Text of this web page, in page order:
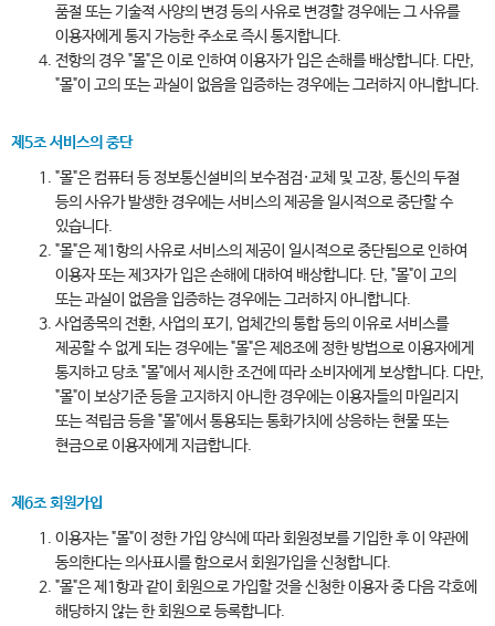
품절 또는 기술적 사양의 변경 등의 사유로 변경할 경우에는 그 사유를
이용자에게 통지 가능한 주소로 즉시 통지합니다.
전항의 경우 "몰"은 이로 인하여 이용자가 입은 손해를 배상합니다. 다만,
"몰"이 고의 또는 과실이 없음을 입증하는 경우에는 그러하지 아니합니다.
제5조 서비스의 중단
"몰"은 컴퓨터 등 정보통신설비의 보수점검·교체 및 고장, 통신의 두절
등의 사유가 발생한 경우에는 서비스의 제공을 일시적으로 중단할 수
있습니다.
"몰"은 제1항의 사유로 서비스의 제공이 일시적으로 중단됨으로 인하여
이용자 또는 제3자가 입은 손해에 대하여 배상합니다. 단, "몰"이 고의
또는 과실이 없음을 입증하는 경우에는 그러하지 아니합니다.
사업종목의 전환, 사업의 포기, 업체간의 통합 등의 이유로 서비스를
제공할 수 없게 되는 경우에는 "몰"은 제8조에 정한 방법으로 이용자에게
통지하고 당초 "몰"에서 제시한 조건에 따라 소비자에게 보상합니다. 다만,
"몰"이 보상기준 등을 고지하지 아니한 경우에는 이용자들의 마일리지
또는 적립금 등을 "몰"에서 통용되는 통화가치에 상응하는 현물 또는
현금으로 이용자에게 지급합니다.
제6조 회원가입
이용자는 "몰"이 정한 가입 양식에 따라 회원정보를 기입한 후 이 약관에
동의한다는 의사표시를 함으로서 회원가입을 신청합니다.
"몰"은 제1항과 같이 회원으로 가입할 것을 신청한 이용자 중 다음 각호에
해당하지 않는 한 회원으로 등록합니다.